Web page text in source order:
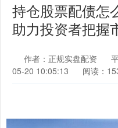
持仓股票配债怎
助力投资者把握
作者：正规实盘配资
05-20 10:05:13
阅读：